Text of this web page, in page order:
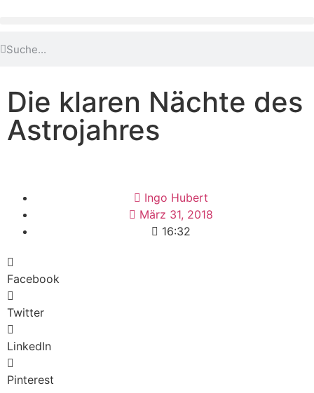
Die klaren Nächte des
Astrojahres
Ingo Hubert
März 31, 2018
16:32
Facebook
Twitter
LinkedIn
Pinterest